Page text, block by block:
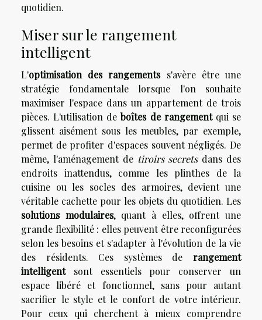
quotidien.
Miser sur le rangement
intelligent
L'optimisation des rangementss'avère être une
stratégie fondamentale lorsque l'on souhaite
maximiser l'espace dans un appartement de trois
pièces. L'utilisation deboîtes de rangementqui se
glissent aisément sous les meubles, par exemple,
permet de profiter d'espaces souvent négligés. De
même, l'aménagement de tiroirs secretsdans des
endroits inattendus, comme les plinthes de la
cuisine ou les socles des armoires, devient une
véritable cachette pour les objets du quotidien. Les
solutions modulaires, quant à elles, offrent une
grande flexibilité : elles peuvent être reconfigurées
selon les besoins et s'adapter à l'évolution de la vie
des résidents. Ces systèmes de rangement
intelligentsont essentiels pour conserver un
espace libéré et fonctionnel, sans pour autant
sacrifier le style et le confort de votre intérieur.
Pour ceux qui cherchent à mieux comprendre